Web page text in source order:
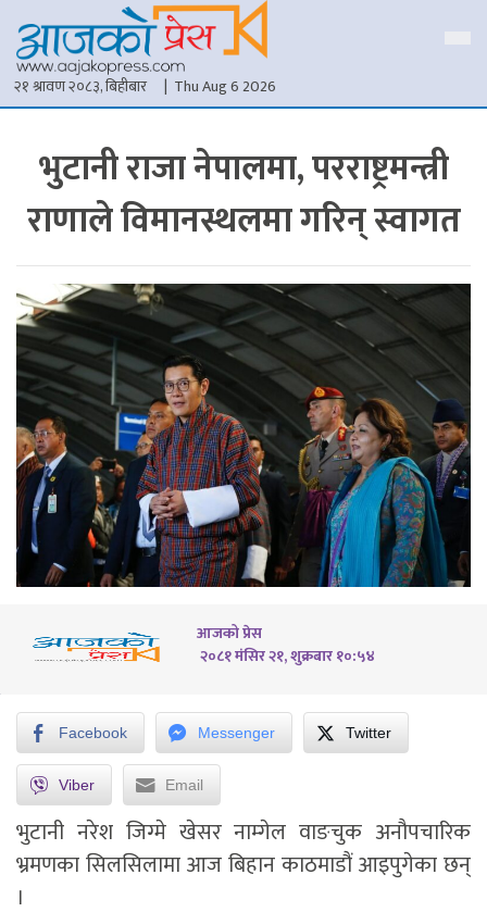
२१ श्रावण २०८३, बिहीबार | Thu Aug 6 2026
भुटानी राजा नेपालमा, परराष्ट्रमन्त्री
राणाले विमानस्थलमा गरिन् स्वागत
आजको प्रेस
२०८१ मंसिर २१, शुक्रबार १०:५४
Facebook Messenger Twitter
Viber Email
भुटानी नरेश जिग्मे खेसर नाम्गेल वाङचुक अनौपचारिक
भ्रमणका सिलसिलामा आज बिहान काठमाडौं आइपुगेका छन्
।